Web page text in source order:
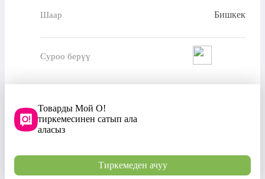
Шаар Бишкек
Суроо берүү
Товарды Мой О!
тиркемесинен сатып ала
аласыз
Тиркемеден ачуу